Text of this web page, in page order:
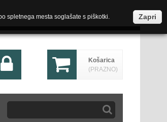
Košarica
(PRAZNO)
spletnega mesta soglašate s piškotki. Zapri